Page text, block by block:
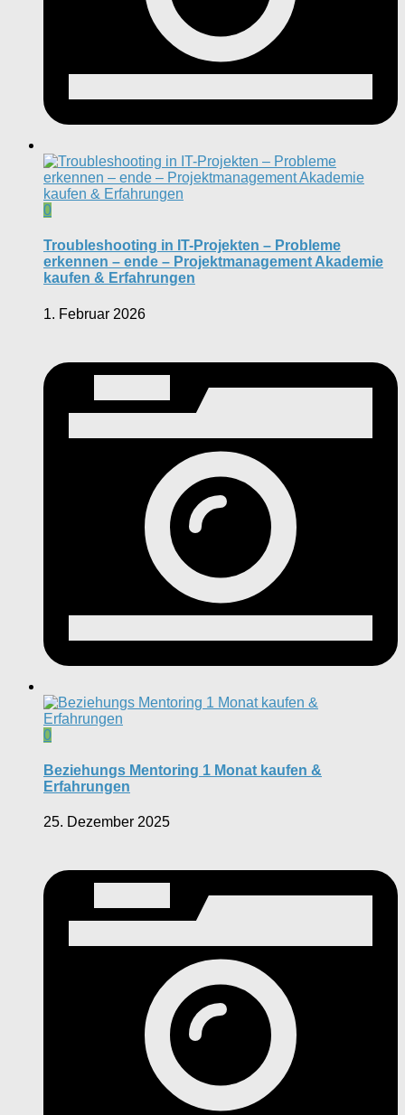
0
Troubleshooting in IT-Projekten – Probleme
erkennen – ende – Projektmanagement Akademie
kaufen & Erfahrungen
1. Februar 2026
0
Beziehungs Mentoring 1 Monat kaufen &
Erfahrungen
25. Dezember 2025